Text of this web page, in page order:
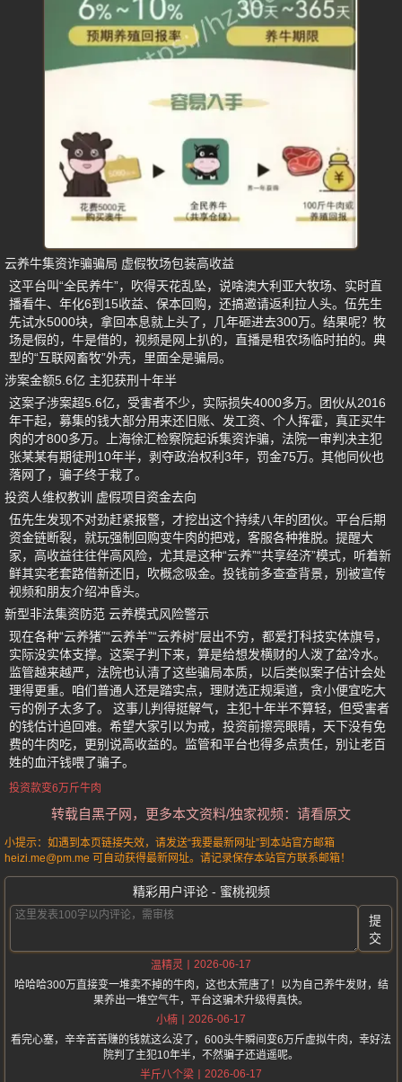
云养牛集资诈骗骗局 虚假牧场包装高收益
这平台叫“全民养牛”，吹得天花乱坠，说啥澳大利亚大牧场、实时直
播看牛、年化6到15收益、保本回购，还搞邀请返利拉人头。伍先生
先试水5000块，拿回本息就上头了，几年砸进去300万。结果呢？牧
场是假的，牛是借的，视频是网上扒的，直播是租农场临时拍的。典
型的“互联网畜牧”外壳，里面全是骗局。
涉案金额5.6亿 主犯获刑十年半
这案子涉案超5.6亿，受害者不少，实际损失4000多万。团伙从2016
年干起，募集的钱大部分用来还旧账、发工资、个人挥霍，真正买牛
肉的才800多万。上海徐汇检察院起诉集资诈骗，法院一审判决主犯
张某某有期徒刑10年半，剥夺政治权利3年，罚金75万。其他同伙也
落网了，骗子终于栽了。
投资人维权教训 虚假项目资金去向
伍先生发现不对劲赶紧报警，才挖出这个持续八年的团伙。平台后期
资金链断裂，就玩强制回购变牛肉的把戏，客服各种推脱。提醒大
家，高收益往往伴高风险，尤其是这种“云养”“共享经济”模式，听着新
鲜其实老套路借新还旧，吹概念吸金。投钱前多查查背景，别被宣传
视频和朋友介绍冲昏头。
新型非法集资防范 云养模式风险警示
现在各种“云养猪”“云养羊”“云养树”层出不穷，都爱打科技实体旗号，
实际没实体支撑。这案子判下来，算是给想发横财的人泼了盆冷水。
监管越来越严，法院也认清了这些骗局本质，以后类似案子估计会处
理得更重。咱们普通人还是踏实点，理财选正规渠道，贪小便宜吃大
亏的例子太多了。 这事儿判得挺解气，主犯十年半不算轻，但受害者
的钱估计追回难。希望大家引以为戒，投资前擦亮眼睛，天下没有免
费的牛肉吃，更别说高收益的。监管和平台也得多点责任，别让老百
姓的血汗钱喂了骗子。
投资款变6万斤牛肉
转载自黑子网，更多本文资料/独家视频：请看原文
小提示：如遇到本页链接失效，请发送“我要最新网址”到本站官方邮箱
heizi.me@pm.me 可自动获得最新网址。请记录保存本站官方联系邮箱！
精彩用户评论 - 蜜桃视频
提
交
温精灵
2026-06-17
哈哈哈300万直接变一堆卖不掉的牛肉，这也太荒唐了！以为自己养牛发财，结
果养出一堆空气牛，平台这骗术升级得真快。
小楠
2026-06-17
看完心塞，辛辛苦苦赚的钱就这么没了，600头牛瞬间变6万斤虚拟牛肉，幸好法
院判了主犯10年半，不然骗子还逍遥呢。
半斤八个梁
2026-06-17